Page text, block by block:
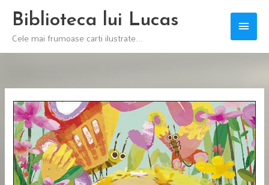
Skip
content
Biblioteca lui Lucas
Cele mai frumoase carti ilustrate...
Main